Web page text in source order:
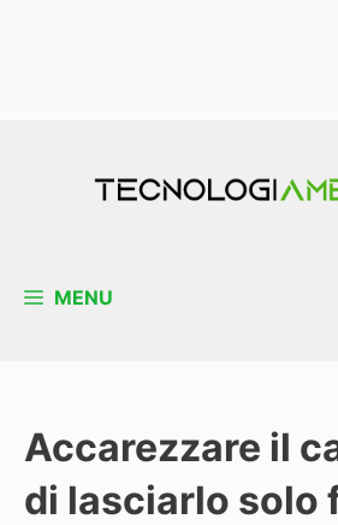
MENU
Accarezzare il
di lasciarlo solo